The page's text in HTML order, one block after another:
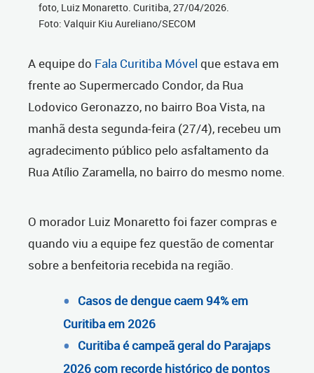
foto, Luiz Monaretto. Curitiba, 27/04/2026.
Foto: Valquir Kiu Aureliano/SECOM
A equipe do Fala Curitiba Móvel que estava em
frente ao Supermercado Condor, da Rua
Lodovico Geronazzo, no bairro Boa Vista, na
manhã desta segunda-feira (27/4), recebeu um
agradecimento público pelo asfaltamento da
Rua Atílio Zaramella, no bairro do mesmo nome.
O morador Luiz Monaretto foi fazer compras e
quando viu a equipe fez questão de comentar
sobre a benfeitoria recebida na região.
Casos de dengue caem 94% em
Curitiba em 2026
Curitiba é campeã geral do Parajaps
2026 com recorde histórico de pontos